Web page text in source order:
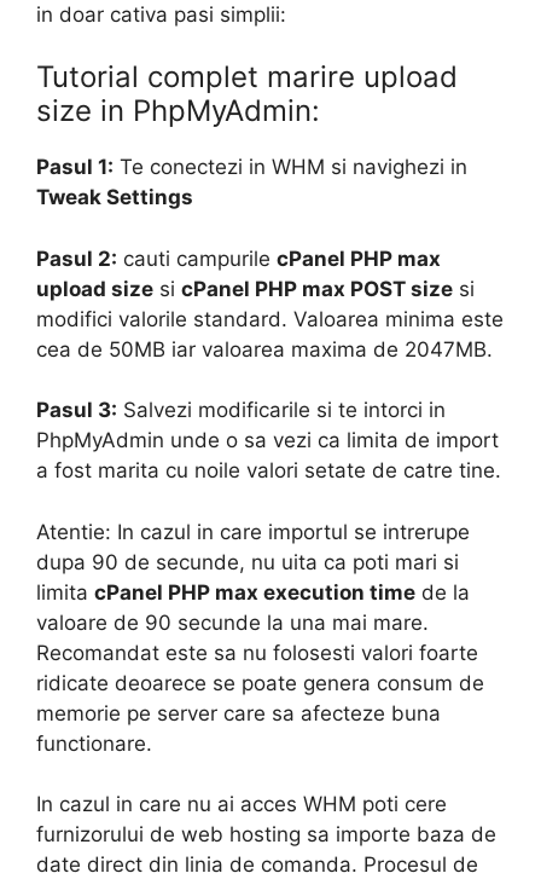
in doar cativa pasi simplii:
Tutorial complet marire upload
size in PhpMyAdmin:
Pasul 1: Te conectezi in WHM si navighezi in
Tweak Settings
Pasul 2: cauti campurile cPanel PHP max
upload size si cPanel PHP max POST size si
modifici valorile standard. Valoarea minima este
cea de 50MB iar valoarea maxima de 2047MB.
Pasul 3: Salvezi modificarile si te intorci in
PhpMyAdmin unde o sa vezi ca limita de import
a fost marita cu noile valori setate de catre tine.
Atentie: In cazul in care importul se intrerupe
dupa 90 de secunde, nu uita ca poti mari si
limita cPanel PHP max execution time de la
valoare de 90 secunde la una mai mare.
Recomandat este sa nu folosesti valori foarte
ridicate deoarece se poate genera consum de
memorie pe server care sa afecteze buna
functionare.
In cazul in care nu ai acces WHM poti cere
furnizorului de web hosting sa importe baza de
date direct din linia de comanda. Procesul de